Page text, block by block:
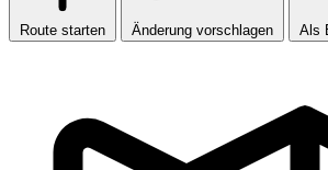
Route starten Änderung vorschlagen Als